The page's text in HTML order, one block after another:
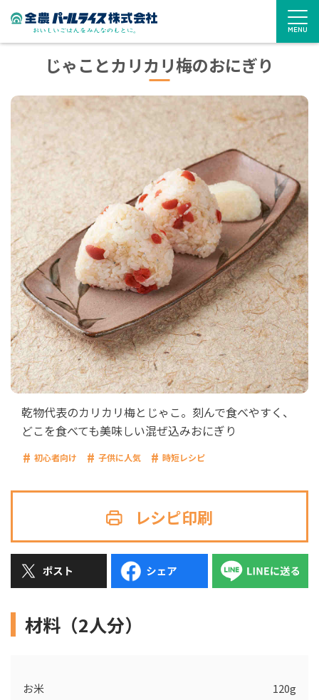
MENU
じゃことカリカリ梅のおにぎり
乾物代表のカリカリ梅とじゃこ。刻んで食べやすく、
どこを食べても美味しい混ぜ込みおにぎり
初心者向け 子供に人気 時短レシピ
レシピ印刷
材料（2人分）
お米 120g